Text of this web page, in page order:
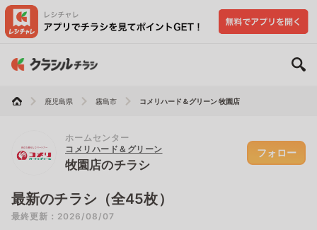
鹿児島県 霧島市 コメリハード＆グリーン 牧園店
ホームセンター
コメリハード＆グリーン
牧園店のチラシ
フォロー
最新のチラシ（全45枚）
最終更新：2026/08/07